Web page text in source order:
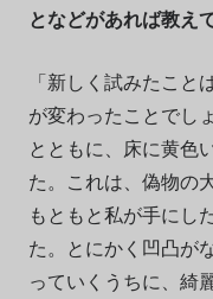
となどがあれば教え
「新しく試みたこと
が変わったことでし
とともに、床に黄色
た。これは、偽物の
もともと私が手にし
た。とにかく凹凸が
っていくうちに、綺